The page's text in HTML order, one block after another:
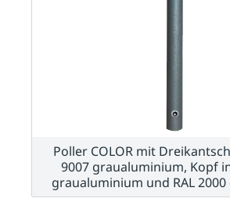
Poller COLOR mit
9007 graualuminium, Kopf
graualuminium und RAL